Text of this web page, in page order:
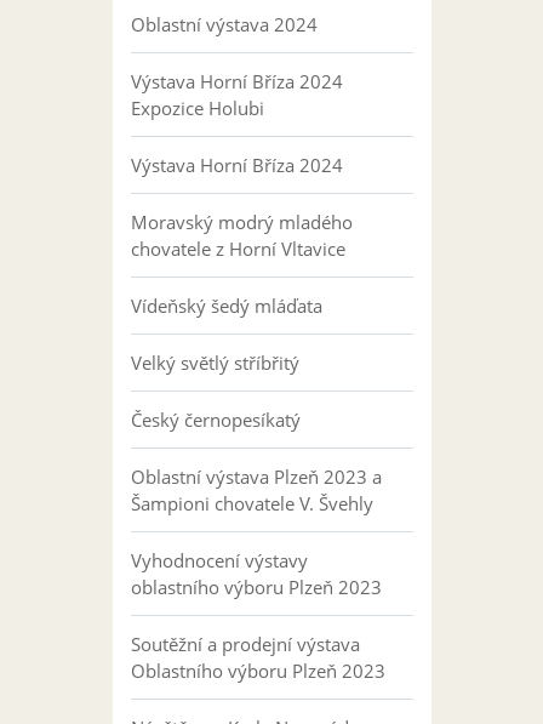
Oblastní výstava 2024
Výstava Horní Bříza 2024
Expozice Holubi
Výstava Horní Bříza 2024
Moravský modrý mladého
chovatele z Horní Vltavice
Vídeňský šedý mláďata
Velký světlý stříbřitý
Český černopesíkatý
Oblastní výstava Plzeň 2023 a
Šampioni chovatele V. Švehly
Vyhodnocení výstavy
oblastního výboru Plzeň 2023
Soutěžní a prodejní výstava
Oblastního výboru Plzeň 2023